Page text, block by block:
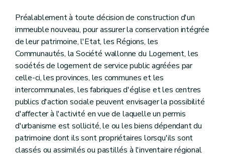
Section 5 Le plan opérationnel patrimonial
Art. D.53
Art. D.54
Art. D.55
Section 6 Le recours
Art. D.56
Art. D.57
Art. D.58
Art. D.59
Titre 4 L'archéologie
Chapitre 1er
La carte archéologique
Art. D.60
Chapitre 2 La demande d'information archéologique
Art. D.61
Chapitre 3 L'avis archéologique préalable sur grand projet
Préalablement à toute décision de construction d'un
immeuble nouveau, pour assurer la conservation intégrée
de leur patrimoine, l'Etat, les Régions, les
Communautés, la Société wallonne du Logement, les
sociétés de logement de service public agréées par
celle-ci, les provinces, les communes et les
intercommunales, les fabriques d'église et les centres
publics d'action sociale peuvent envisager la possibilité
d'affecter à l'activité en vue de laquelle un permis
d'urbanisme est sollicité, le ou les biens dépendant du
patrimoine dont ils sont propriétaires lorsqu'ils sont
classés ou assimilés ou pastillés à l'inventaire régional